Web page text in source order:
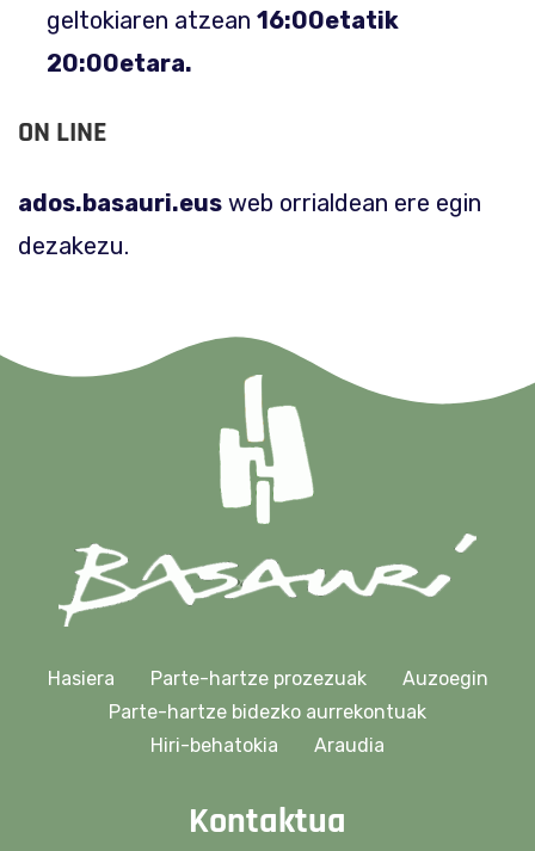
geltokiaren atzean 16:00etatik
20:00etara.
ON LINE
ados.basauri.eus web orrialdean ere egin
dezakezu.
Hasiera Parte-hartze prozezuak
Auzoegin
Parte-hartze bidezko aurrekontuak
Hiri-behatokia
Araudia
Kontaktua